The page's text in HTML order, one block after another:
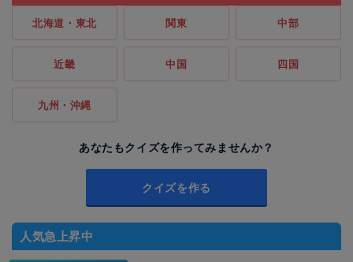
北海道・東北 関東 中部
近畿 中国 四国
九州・沖縄
あなたもクイズを作ってみませんか？
クイズを作る
人気急上昇中